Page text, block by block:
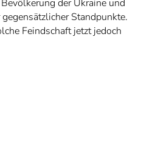
der Ukraine und
Standpunkte.
Feindschaft jetzt jedoch